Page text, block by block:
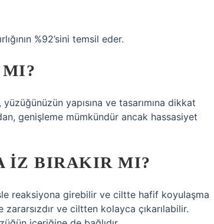
%92’sini temsil eder.
yapısına ve tasarımına dikkat
genişleme mümkündür ancak hassasiyet
IZ BIRAKIR MI?
reaksiyona girebilir ve ciltte hafif koyulaşma
ve ciltten kolayca çıkarılabilir.